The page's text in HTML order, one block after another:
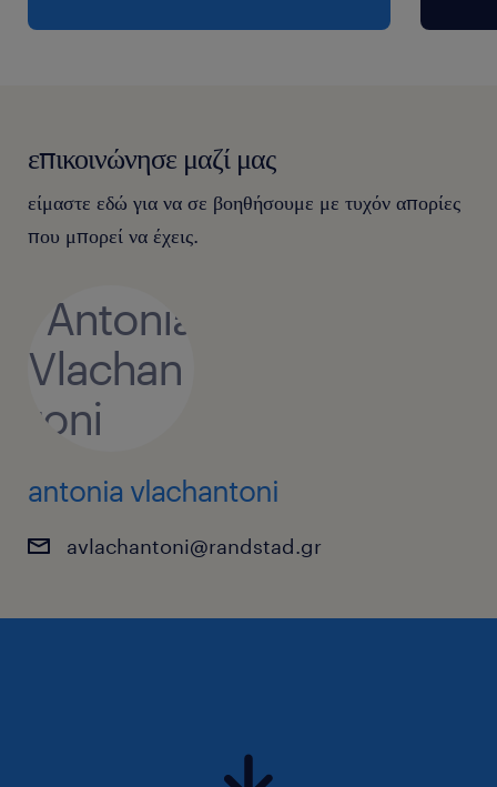
επικοινώνησε μαζί μας
είμαστε εδώ για να σε βοηθήσουμε με τυχόν απορίες
που μπορεί να έχεις.
antonia vlachantoni
avlachantoni@randstad.gr